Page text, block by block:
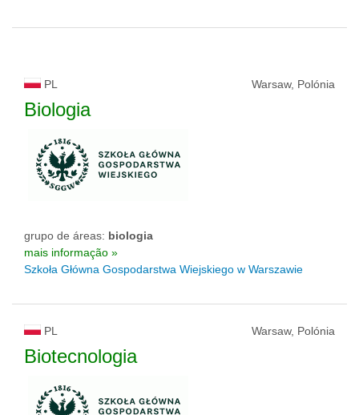
PL Warsaw, Polónia
Biologia
grupo de áreas: biologia
mais informação »
Szkoła Główna Gospodarstwa Wiejskiego w Warszawie
PL Warsaw, Polónia
Biotecnologia